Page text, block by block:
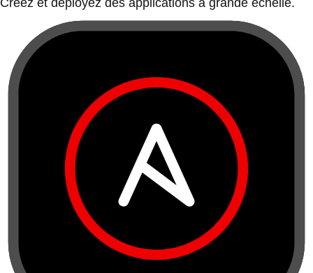
Créez et déployez des applications à grande échelle.